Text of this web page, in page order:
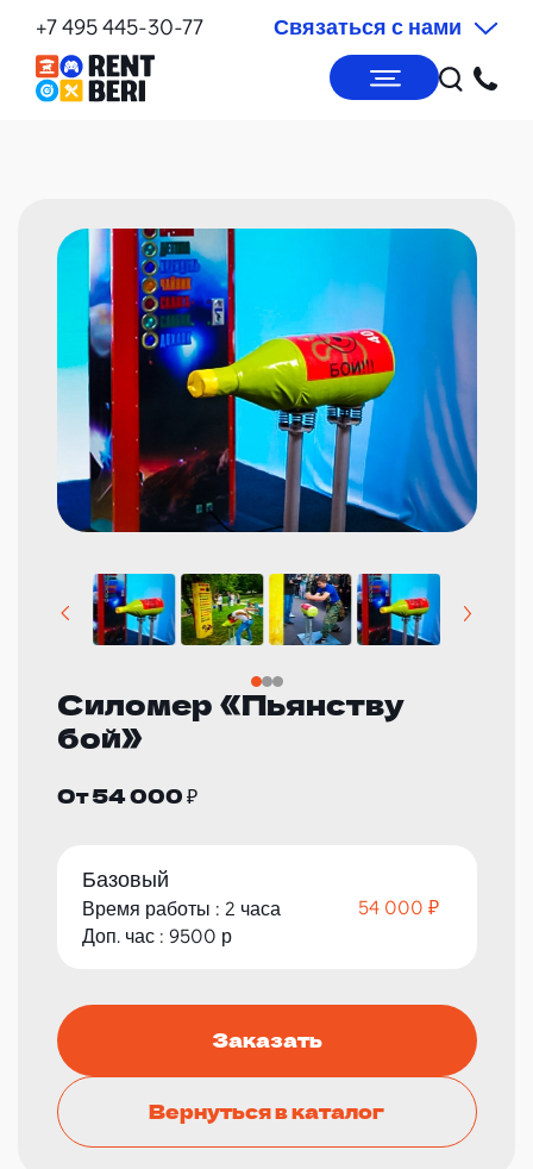
+7 495 445-30-77 Связаться с нами
Силомер «Пьянству
бой»
От 54 000 ₽
Базовый
Время работы : 2 часа
Доп. час : 9500 р
54 000 ₽
Заказать
Вернуться в каталог